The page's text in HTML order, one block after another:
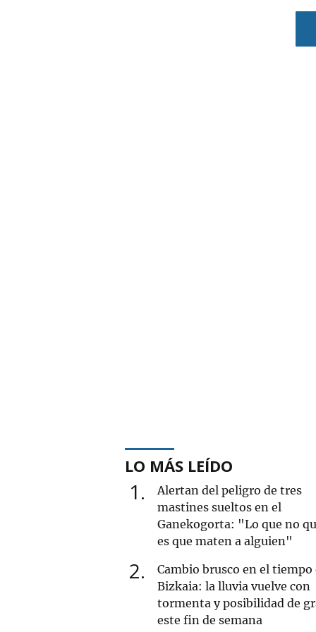
LO MÁS LEÍDO
1
Alertan del peligro de tres
mastines sueltos en el
Ganekogorta: "Lo que no
es que maten a alguien"
2
Cambio brusco en el tiempo
Bizkaia: la lluvia vuelve con
tormenta y posibilidad de
este fin de semana